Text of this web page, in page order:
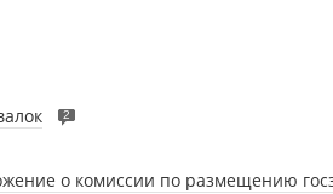
2
о комиссии по размещению